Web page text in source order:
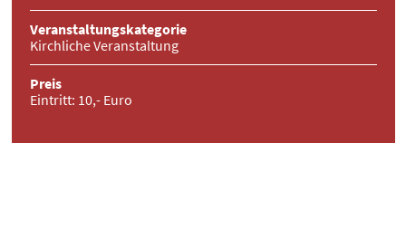
Veranstaltungskategorie
Kirchliche Veranstaltung
Preis
Eintritt: 10,- Euro